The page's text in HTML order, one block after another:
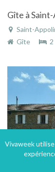
Saint-
Gîte
Vivaweek